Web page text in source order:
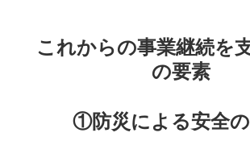
これからの事業継続を
の要素
①防災による安全